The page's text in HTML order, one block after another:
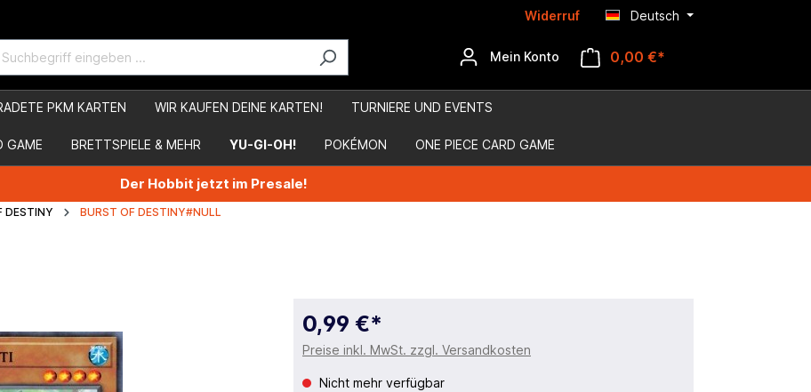
Widerruf Deutsch
Mein Konto 0,00 €*
PKM KARTEN WIR KAUFEN DEINE KARTEN! TURNIERE UND EVENTS
GAME BRETTSPIELE & MEHR YU-GI-OH! POKÉMON ONE PIECE CARD GAME
Der Hobbit jetzt im Presale!
DESTINY BURST OF DESTINY#NULL
0,99 €*
Preise inkl. MwSt. zzgl. Versandkosten
Nicht mehr verfügbar